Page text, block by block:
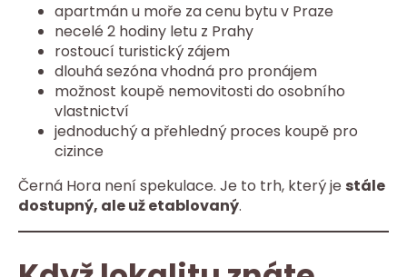
apartmán u moře za cenu bytu v Praze
necelé 2 hodiny letu z Prahy
rostoucí turistický zájem
dlouhá sezóna vhodná pro pronájem
možnost koupě nemovitosti do osobního
vlastnictví
jednoduchý a přehledný proces koupě pro
cizince
Černá Hora není spekulace. Je to trh, který je stále
dostupný, ale už etablovaný.